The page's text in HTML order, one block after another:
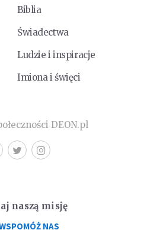
Biblia
Świadectwa
Ludzie i inspiracje
Imiona i święci
DEON.pl
naszą misję
NAS